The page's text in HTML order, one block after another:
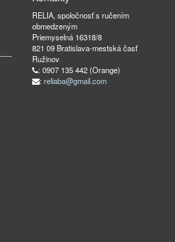
RELIA, spoločnosť s ručením
obmedzeným
Priemyselná 16318/8
821 09 Bratislava-mestská časť
Ružinov
: 0907 135 442 (Orange)
: reliaba@gmail.com